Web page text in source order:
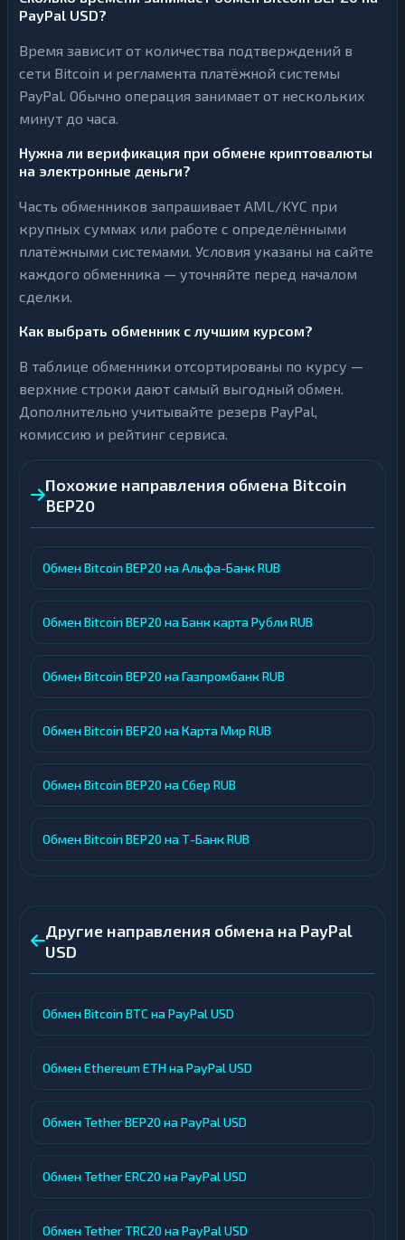
PayPal USD?
Время зависит от количества подтверждений в
сети Bitcoin и регламента платёжной системы
PayPal. Обычно операция занимает от нескольких
минут до часа.
Нужна ли верификация при обмене криптовалюты
на электронные деньги?
Часть обменников запрашивает AML/KYC при
крупных суммах или работе с определёнными
платёжными системами. Условия указаны на сайте
каждого обменника — уточняйте перед началом
сделки.
Как выбрать обменник с лучшим курсом?
В таблице обменники отсортированы по курсу —
верхние строки дают самый выгодный обмен.
Дополнительно учитывайте резерв PayPal,
комиссию и рейтинг сервиса.
Похожие направления обмена Bitcoin
BEP20
Обмен Bitcoin BEP20 на Альфа-Банк RUB
Обмен Bitcoin BEP20 на Банк карта Рубли RUB
Обмен Bitcoin BEP20 на Газпромбанк RUB
Обмен Bitcoin BEP20 на Карта Мир RUB
Обмен Bitcoin BEP20 на Сбер RUB
Обмен Bitcoin BEP20 на Т-Банк RUB
Другие направления обмена на PayPal
USD
Обмен Bitcoin BTC на PayPal USD
Обмен Ethereum ETH на PayPal USD
Обмен Tether BEP20 на PayPal USD
Обмен Tether ERC20 на PayPal USD
Обмен Tether TRC20 на PayPal USD